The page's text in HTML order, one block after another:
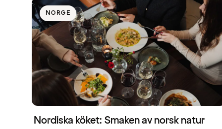
NORGE
Nordiska köket: Smaken av norsk natur